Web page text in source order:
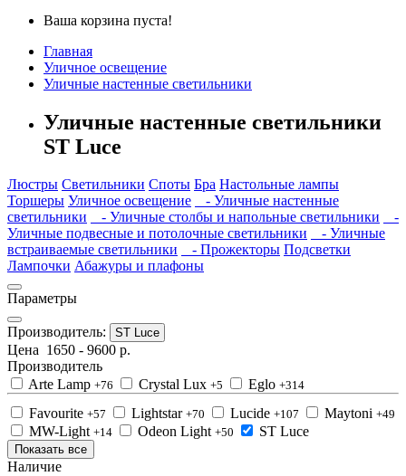
Ваша корзина пуста!
Главная
Уличное освещение
Уличные настенные светильники
Уличные настенные светильники
ST Luce
Люстры Светильники Споты Бра Настольные лампы
Торшеры Уличное освещение
- Уличные настенные
светильники
- Уличные столбы и напольные светильники
-
Уличные подвесные и потолочные светильники
- Уличные
встраиваемые светильники
- Прожекторы Подсветки
Лампочки Абажуры и плафоны
Параметры
Производитель: ST Luce
Цена 1650 - 9600 р.
Производитель
Arte Lamp +76 Crystal Lux +5 Eglo +314
Favourite +57 Lightstar +70 Lucide +107 Maytoni +49
MW-Light +14 Odeon Light +50 ST Luce
Показать все
Наличие